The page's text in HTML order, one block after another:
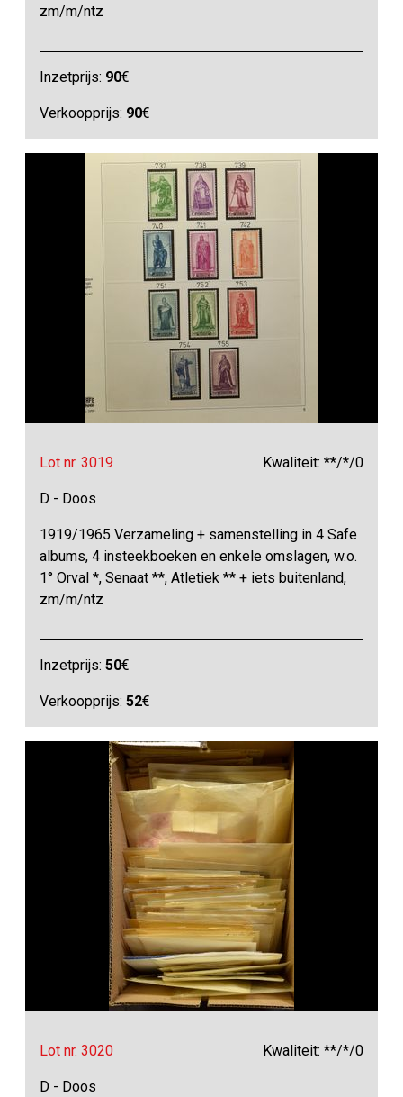
zm/m/ntz
Inzetprijs: 90€
Verkoopprijs: 90€
Lot nr. 3019 Kwaliteit: **/*/0
D - Doos
1919/1965 Verzameling + samenstelling in 4 Safe
albums, 4 insteekboeken en enkele omslagen, w.o.
1° Orval *, Senaat **, Atletiek ** + iets buitenland,
zm/m/ntz
Inzetprijs:50€
Verkoopprijs:52€
Lot nr. 3020 Kwaliteit: **/*/0
D - Doos